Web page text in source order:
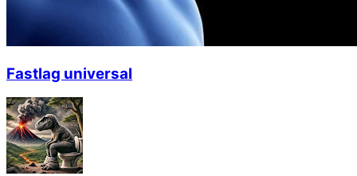
Fastlag universal